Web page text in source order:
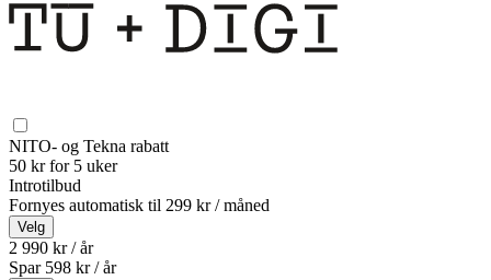
NITO- og Tekna rabatt
50 kr for 5 uker
Introtilbud
Fornyes automatisk til 299 kr / måned
Velg
2 990 kr / år
Spar 598 kr /år